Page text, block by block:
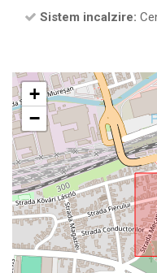
Sistem incalzire:
+
−